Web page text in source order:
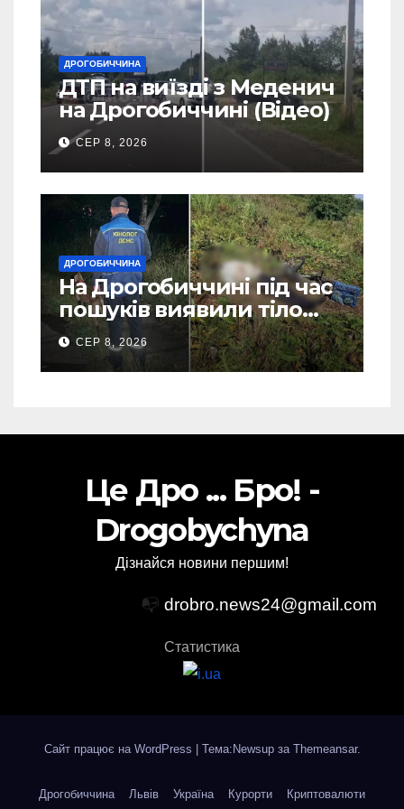
ДРОГОБИЧЧИНА
ДТП на виїзді з Меденич
на Дрогобиччині (Відео)
СЕР 8, 2026
ДРОГОБИЧЧИНА
На Дрогобиччині під час
пошуків виявили тіло
зниклого чоловіка (Фото)
СЕР 8, 2026
Це Дро ... Бро! -
Drogobychyna
Дізнайся новини першим!
📭 drobro.news24@gmail.com
Статистика
Сайт працює на WordPress Тема:Newsup за Themeansar.
Дрогобиччина Львів Україна Курорти Криптовалюти